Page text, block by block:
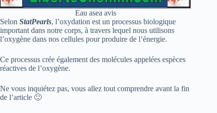
Eau asea avis
Selon StatPearls, l’oxydation est un processus biologique
important dans notre corps, à travers lequel nous utilisons
l’oxygène dans nos cellules pour produire de l’énergie.
Ce processus crée également des molécules appelées espèces
réactives de l’oxygène.
Ne vous inquiétez pas, vous allez tout comprendre avant la fin
de l’article 🙂